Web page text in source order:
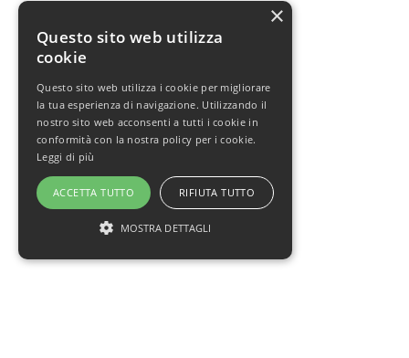
×
Questo sito web utilizza
cookie
Questo sito web utilizza i cookie per migliorare
la tua esperienza di navigazione. Utilizzando il
nostro sito web acconsenti a tutti i cookie in
conformità con la nostra policy per i cookie.
Leggi di più
ACCETTA TUTTO RIFIUTA TUTTO
MOSTRA DETTAGLI